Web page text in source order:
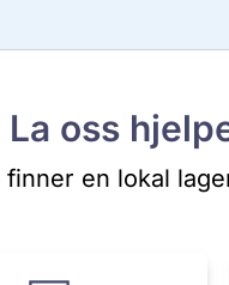
La oss
finner en lokal